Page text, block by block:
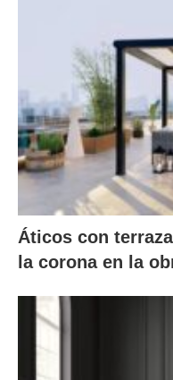
Áticos con
la corona en la